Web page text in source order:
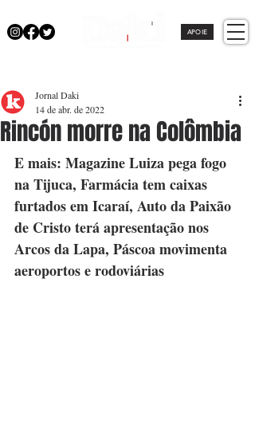
APOIE
Rincón morre na Colômbia
Jornal Daki
14 de abr. de 2022
E mais: Magazine Luiza pega fogo
na Tijuca, Farmácia tem caixas
furtados em Icaraí, Auto da Paixão
de Cristo terá apresentação nos
Arcos da Lapa, Páscoa movimenta
aeroportos e rodoviárias